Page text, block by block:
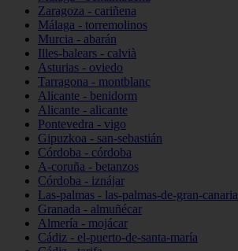
Zaragoza - cariñena
Málaga - torremolinos
Murcia - abarán
Illes-balears - calvià
Asturias - oviedo
Tarragona - montblanc
Alicante - benidorm
Alicante - alicante
Pontevedra - vigo
Gipuzkoa - san-sebastián
Córdoba - córdoba
A-coruña - betanzos
Córdoba - iznájar
Las-palmas - las-palmas-de-gran-canaria
Granada - almuñécar
Almería - mojácar
Cádiz - el-puerto-de-santa-maría